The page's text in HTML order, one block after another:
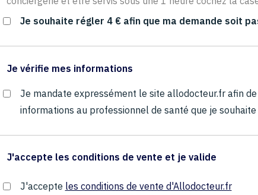
Je souhaite régler 4 € afin que ma demande soit
Je vérifie mes informations
Je mandate expressément le site allodocteur.fr afin
informations au professionnel de santé que je
J'accepte les conditions de vente et je valide
J'accepte les conditions de vente d'Allodocteur.fr